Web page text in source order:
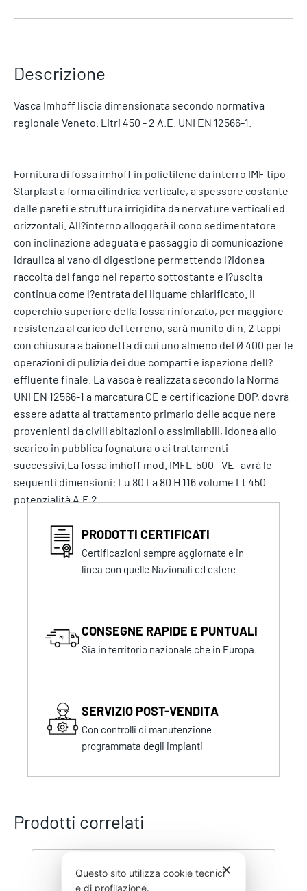
Descrizione
Vasca Imhoff liscia dimensionata secondo normativa
regionale Veneto. Litri 450 - 2 A.E. UNI EN 12566-1.
Fornitura di fossa imhoff in polietilene da interro IMF tipo
Starplast a forma cilindrica verticale, a spessore costante
delle pareti e struttura irrigidita da nervature verticali ed
orizzontali. All?interno alloggerà il cono sedimentatore
con inclinazione adeguata e passaggio di comunicazione
idraulica al vano di digestione permettendo l?idonea
raccolta del fango nel reparto sottostante e l?uscita
continua come l?entrata del liquame chiarificato. Il
coperchio superiore della fossa rinforzato, per maggiore
resistenza al carico del terreno, sarà munito di n. 2 tappi
con chiusura a baionetta di cui uno almeno del Ø 400 per le
operazioni di pulizia dei due comparti e ispezione dell?
effluente finale. La vasca è realizzata secondo la Norma
UNI EN 12566-1 a marcatura CE e certificazione DOP, dovrà
essere adatta al trattamento primario delle acque nere
provenienti da civili abitazioni o assimilabili, idonea allo
scarico in pubblica fognatura o ai trattamenti
successivi.La fossa imhoff mod. IMFL-500--VE- avrà le
seguenti dimensioni: Lu 80 La 80 H 116 volume Lt 450
potenzialità A.E 2
PRODOTTI CERTIFICATI
Certificazioni sempre aggiornate e in
linea con quelle Nazionali ed estere
CONSEGNE RAPIDE E PUNTUALI
Sia in territorio nazionale che in Europa
SERVIZIO POST-VENDITA
Con controlli di manutenzione
programmata degli impianti
Prodotti correlati
✕
Questo sito utilizza cookie tecnici
e di profilazione.